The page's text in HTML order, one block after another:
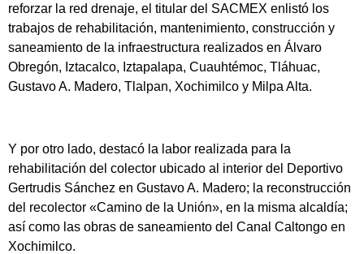
reforzar la red drenaje, el titular del SACMEX enlistó los
trabajos de rehabilitación, mantenimiento, construcción y
saneamiento de la infraestructura realizados en Álvaro
Obregón, Iztacalco, Iztapalapa, Cuauhtémoc, Tláhuac,
Gustavo A. Madero, Tlalpan, Xochimilco y Milpa Alta.
Y por otro lado, destacó la labor realizada para la
rehabilitación del colector ubicado al interior del Deportivo
Gertrudis Sánchez en Gustavo A. Madero; la reconstrucción
del recolector «Camino de la Unión», en la misma alcaldía;
así como las obras de saneamiento del Canal Caltongo en
Xochimilco.